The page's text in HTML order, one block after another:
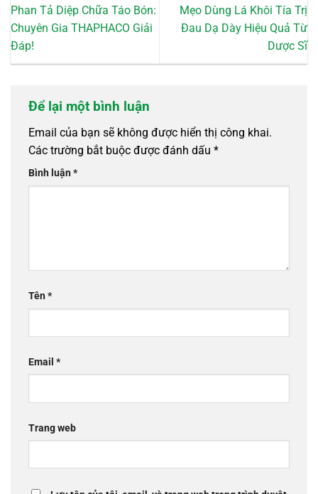
Phan Tả Diệp Chữa Táo Bón:
Chuyên Gia THAPHACO Giải
Đáp!
Mẹo Dùng Lá Khôi Tía Trị
Đau Dạ Dày Hiệu Quả Từ
Dược Sĩ
Để lại một bình luận
Email của bạn sẽ không được hiển thị công khai.
Các trường bắt buộc được đánh dấu *
Bình luận*
Tên*
Email *
Trang web